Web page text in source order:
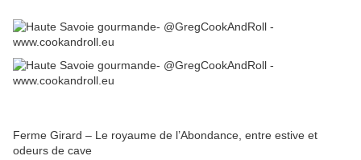
Ferme Girard – Le royaume de l’Abondance, entre estive et
odeurs de cave